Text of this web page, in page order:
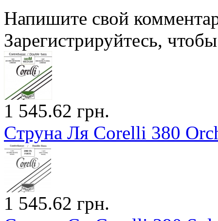
Напишите свой
Зарегистрируйтесь,
1 545.62 грн.
Cтруна Ля Corelli 380
1 545.62 грн.